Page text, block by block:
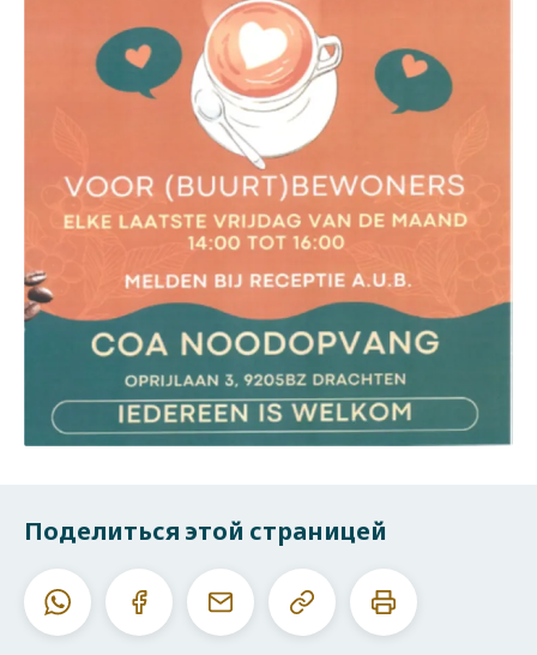
Поделиться этой страницей
WhatsappFacebookE-
Скопировать
данный
Печатать
эту